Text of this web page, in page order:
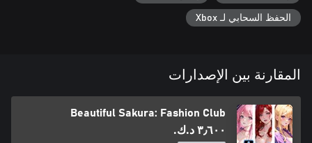
الحفظ السحابي لـ Xbox
المقارنة بين الإصدارات
Beautiful Sakura: Fashion Club
٣٫٦٠٠ د.ك.‏